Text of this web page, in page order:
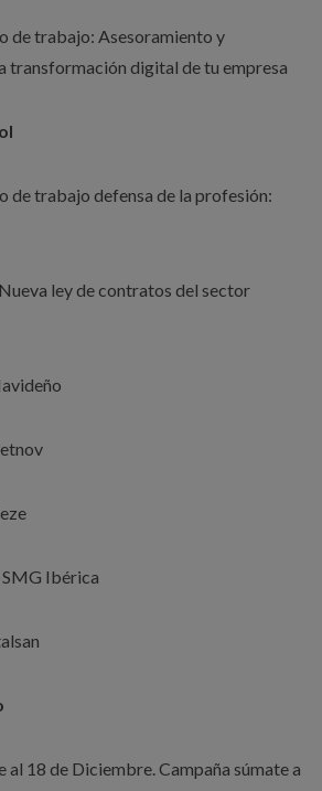
de trabajo: Asesoramiento y
transformación digital de tu empresa
de trabajo defensa de la profesión:
ley de contratos del sector
Ibérica
18 de Diciembre. Campaña súmate a